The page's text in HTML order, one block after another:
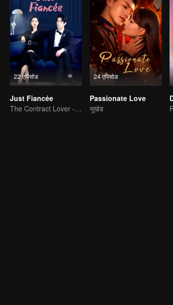
22 एपिसोड
Just Fiancée
The Contract Lover - Fake Relationship and True Love
24 एपिसोड
Passionate Love
भूखंड